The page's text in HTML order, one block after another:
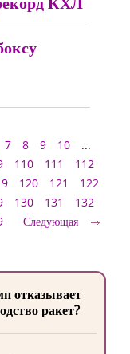
7 8 9 10
...
110 111
112
120 121
122
130 131
132
Следующая
отказывает
ракет?